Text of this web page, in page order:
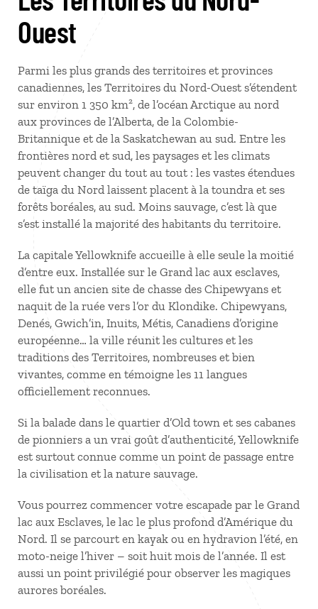
Ouest
Parmi les plus grands des territoires et provinces
canadiennes, les Territoires du Nord-Ouest s’étendent
sur environ 1 350 km², de l’océan Arctique au nord
aux provinces de l’Alberta, de la Colombie-
Britannique et de la Saskatchewan au sud. Entre les
frontières nord et sud, les paysages et les climats
peuvent changer du tout au tout : les vastes étendues
de taïga du Nord laissent placent à la toundra et ses
forêts boréales, au sud. Moins sauvage, c’est là que
s’est installé la majorité des habitants du territoire.
La capitale Yellowknife accueille à elle seule la moitié
d’entre eux. Installée sur le Grand lac aux esclaves,
elle fut un ancien site de chasse des Chipewyans et
naquit de la ruée vers l’or du Klondike. Chipewyans,
Denés, Gwich’in, Inuits, Métis, Canadiens d’origine
européenne… la ville réunit les cultures et les
traditions des Territoires, nombreuses et bien
vivantes, comme en témoigne les 11 langues
officiellement reconnues.
Si la balade dans le quartier d’Old town et ses cabanes
de pionniers a un vrai goût d’authenticité, Yellowknife
est surtout connue comme un point de passage entre
la civilisation et la nature sauvage.
Vous pourrez commencer votre escapade par le Grand
lac aux Esclaves, le lac le plus profond d’Amérique du
Nord. Il se parcourt en kayak ou en hydravion l’été, en
moto-neige l’hiver – soit huit mois de l’année. Il est
aussi un point privilégié pour observer les magiques
aurores boréales.